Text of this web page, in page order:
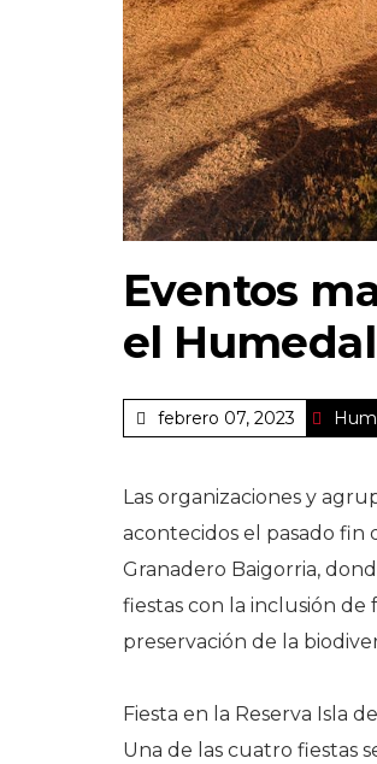
Eventos
el
febrero 07, 2023
Las organizaciones y
acontecidos el pasado fin
Granadero Baigorria,
fiestas con la inclusión
preservación de la
Fiesta en la Reserva Isla
Una de las cuatro fiestas